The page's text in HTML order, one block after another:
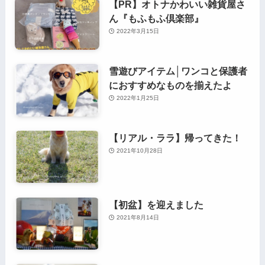
【PR】オトナかわいい雑貨屋さ
ん『もふもふ倶楽部』
2022年3月15日
雪遊びアイテム│ワンコと保護者
におすすめなものを揃えたよ
2022年1月25日
【リアル・ララ】帰ってきた！
2021年10月28日
【初盆】を迎えました
2021年8月14日